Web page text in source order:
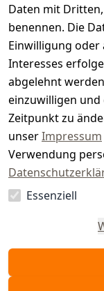
Daten mit
benennen. Die
Einwilligung
Interesses
abgelehnt
einzuwilligen und
Zeitpunkt zu
unserImpressum
Verwendung
Essenziell
Vertrag